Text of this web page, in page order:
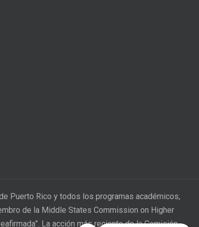
Puerto Rico y todos los programas académicos,
de la Middle States Commission on Higher
La acción más reciente de la Comisión